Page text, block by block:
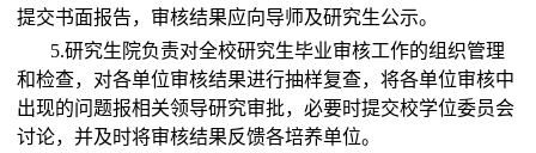
提交书面报告，审核结果应向导师及研究生公示。
5.研究生院负责对全校研究生毕业审核工作的组织管理
和检查，对各单位审核结果进行抽样复查，将各单位审核中
出现的问题报相关领导研究审批，必要时提交校学位委员会
讨论，并及时将审核结果反馈各培养单位。